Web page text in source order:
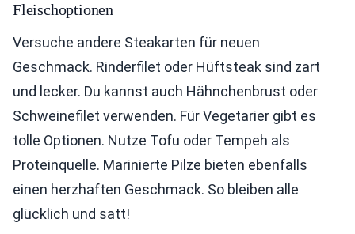
Fleischoptionen
Versuche andere Steakarten für neuen
Geschmack. Rinderfilet oder Hüftsteak sind zart
und lecker. Du kannst auch Hähnchenbrust oder
Schweinefilet verwenden. Für Vegetarier gibt es
tolle Optionen. Nutze Tofu oder Tempeh als
Proteinquelle. Marinierte Pilze bieten ebenfalls
einen herzhaften Geschmack. So bleiben alle
glücklich und satt!